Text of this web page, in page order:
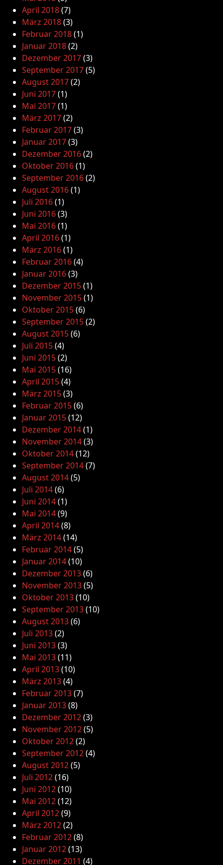
April 2018(7)
März 2018(3)
Februar 2018(1)
Januar 2018(2)
Dezember 2017(3)
September 2017(5)
August 2017(2)
Juni 2017(1)
Mai 2017(1)
März 2017(2)
Februar 2017(3)
Januar 2017(3)
Dezember 2016(2)
Oktober 2016(1)
September 2016(2)
August 2016(1)
Juli 2016(1)
Juni 2016(3)
Mai 2016(1)
April 2016(1)
März 2016(1)
Februar 2016(4)
Januar 2016(3)
Dezember 2015(1)
November 2015(1)
Oktober 2015(6)
September 2015(2)
August 2015(6)
Juli 2015(4)
Juni 2015(2)
Mai 2015(16)
April 2015(4)
März 2015(3)
Februar 2015(6)
Januar 2015(12)
Dezember 2014(1)
November 2014(3)
Oktober 2014(12)
September 2014(7)
August 2014(5)
Juli 2014(6)
Juni 2014(1)
Mai 2014(9)
April 2014(8)
März 2014(14)
Februar 2014(5)
Januar 2014(10)
Dezember 2013(6)
November 2013(5)
Oktober 2013(10)
September 2013(10)
August 2013(6)
Juli 2013(2)
Juni 2013(3)
Mai 2013(11)
April 2013(10)
März 2013(4)
Februar 2013(7)
Januar 2013(8)
Dezember 2012(3)
November 2012(5)
Oktober 2012(2)
September 2012(4)
August 2012(5)
Juli 2012(16)
Juni 2012(10)
Mai 2012(12)
April 2012(9)
März 2012(2)
Februar 2012(8)
Januar 2012(13)
Dezember 2011 (4)